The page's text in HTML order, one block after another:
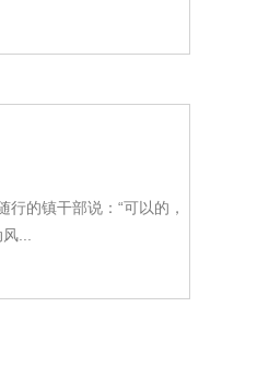
的镇干部说：“可以的，
...